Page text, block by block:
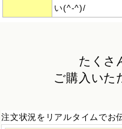
い(^-^)/
たくさ
ご購入いた
注文状況をリアルタイムでお